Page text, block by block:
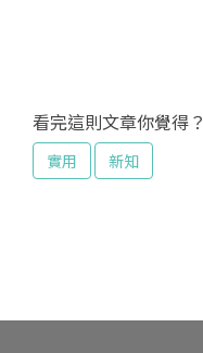
看完這則文章你覺得？
實用 新知